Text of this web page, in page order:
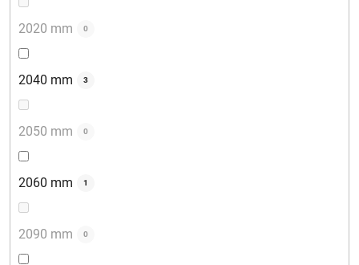
2020 mm 0
2040 mm 3
2050 mm 0
2060 mm 1
2090 mm 0